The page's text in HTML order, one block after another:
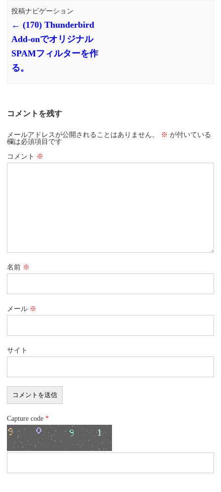
投稿ナビゲーション
← (170) Thunderbird
Add-onでオリジナル
SPAMフィルターを作
る。
コメントを残す
メールアドレスが公開されることはありません。 ※ が付いている
欄は必須項目です
コメント ※
名前 ※
メール ※
サイト
Capture code *